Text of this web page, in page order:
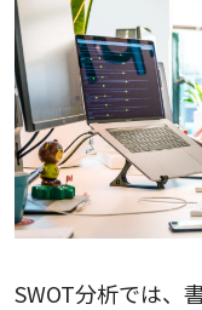
SWOT分析では、